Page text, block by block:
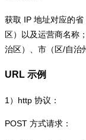
获取 IP 地址对应的
区）以及运营商名称
治区）、市（区/自治
URL 示例
1） http 协议：
POST 方式请求：